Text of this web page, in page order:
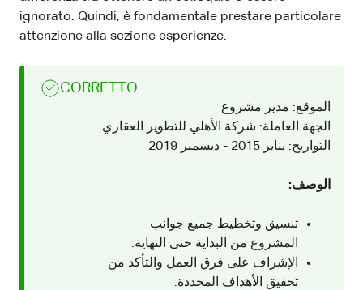
ignorato. Quindi, è fondamentale prestare particolare
attenzione alla sezione esperienze.
CORRETTO
الموقع: مدير مشروع
الجهة العاملة: شركة الأهلي للتطوير العقاري
التواريخ: يناير 2015 - ديسمبر 2019
الوصف:
تنسيق وتخطيط جميع جوانب
المشروع من البداية حتى النهاية.
الإشراف على فرق العمل والتأكد من
تحقيق الأهداف المحددة.